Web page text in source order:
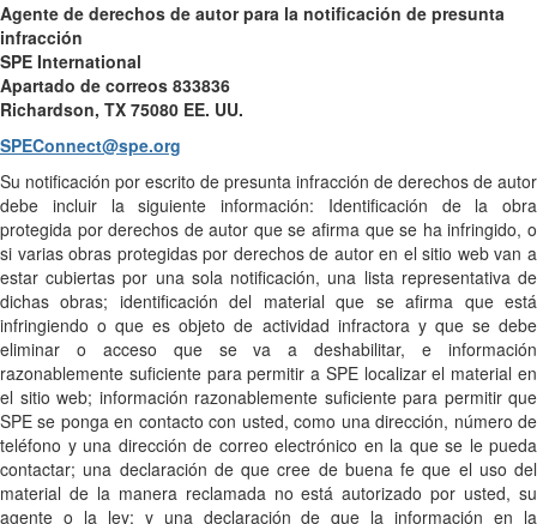
Agente de derechos de autor para la notificación de presunta
infracción
SPE International
Apartado de correos 833836
Richardson, TX 75080 EE. UU.
SPEConnect@spe.org
Su notificación por escrito de presunta infracción de derechos de autor
debe incluir la siguiente información: Identificación de la obra
protegida por derechos de autor que se afirma que se ha infringido, o
si varias obras protegidas por derechos de autor en el sitio web van a
estar cubiertas por una sola notificación, una lista representativa de
dichas obras; identificación del material que se afirma que está
infringiendo o que es objeto de actividad infractora y que se debe
eliminar o acceso que se va a deshabilitar, e información
razonablemente suficiente para permitir a SPE localizar el material en
el sitio web; información razonablemente suficiente para permitir que
SPE se ponga en contacto con usted, como una dirección, número de
teléfono y una dirección de correo electrónico en la que se le pueda
contactar; una declaración de que cree de buena fe que el uso del
material de la manera reclamada no está autorizado por usted, su
agente o la ley; y una declaración de que la información en la